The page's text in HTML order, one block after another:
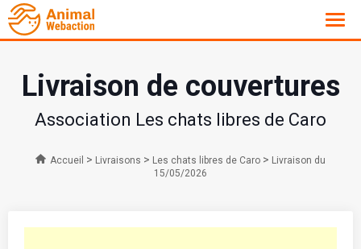
Livraison de couvertures
Association Les chats libres de Caro
Accueil > Livraisons > Les chats libres de Caro > Livraison du
15/05/2026